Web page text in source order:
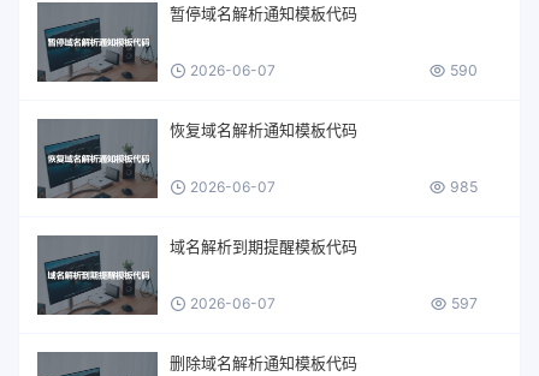
暂停域名解析通知模板代码
2026-06-07 590
恢复域名解析通知模板代码
2026-06-07 985
域名解析到期提醒模板代码
2026-06-07 597
删除域名解析通知模板代码